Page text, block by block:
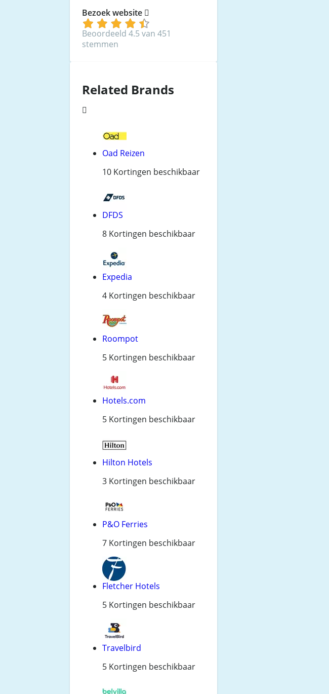
Bezoek website
Beoordeeld 4.5 van 451
stemmen
Related Brands
Oad Reizen
10 Kortingen beschikbaar
DFDS
8 Kortingen beschikbaar
Expedia
4 Kortingen beschikbaar
Roompot
5 Kortingen beschikbaar
Hotels.com
5 Kortingen beschikbaar
Hilton Hotels
3 Kortingen beschikbaar
P&O Ferries
7 Kortingen beschikbaar
Fletcher Hotels
5 Kortingen beschikbaar
Travelbird
5 Kortingen beschikbaar